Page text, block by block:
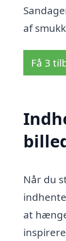
af
Få 3
Når du
at